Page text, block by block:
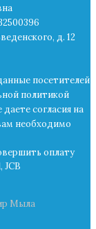
д. 12
посетителей
политикой
согласия на
необходимо
оплату
Мыла